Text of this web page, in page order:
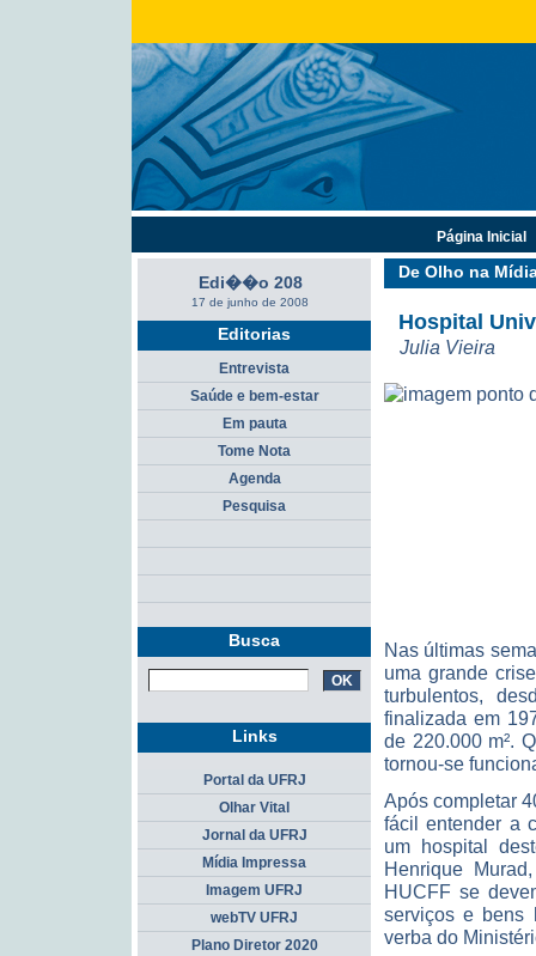
De Olho na
Hospital
Julia Vieira
Nas últimas
uma grande
turbulentos,
finalizada em
de 220.000 m².
tornou-se
Após completar
fácil entender a
um hospital
Henrique
HUCFF se
serviços e bens
verba do
Edi��o 208
17 de junho de 2008
Editorias
Entrevista
Saúde e bem-estar
Em pauta
Tome Nota
Agenda
Pesquisa
Busca
Página Inicial
Links
Portal da UFRJ
Olhar Vital
Jornal da UFRJ
Mídia Impressa
Imagem UFRJ
webTV UFRJ
Plano Diretor 2020